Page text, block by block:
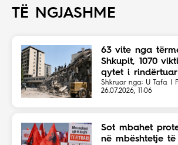
TË NGJASHME
63 vite nga
Shkupit, 1070
qytet i
solidariteti
Shkruar nga: U Tafa |
26.07.2026, 11:06
Sot mbahet
në mbështetje të